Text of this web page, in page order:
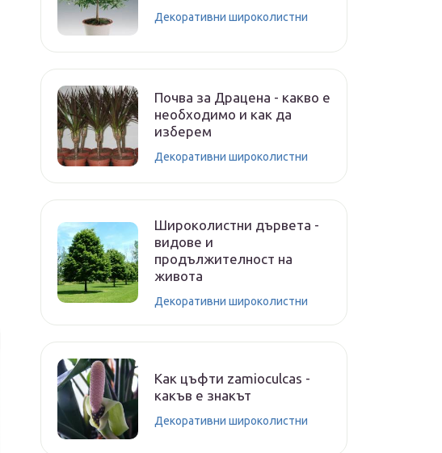
Декоративни широколистни
Почва за Драцена - какво е
необходимо и как да
изберем
Декоративни широколистни
Широколистни дървета -
видове и
продължителност на
живота
Декоративни широколистни
Как цъфти zamioculcas -
какъв е знакът
Декоративни широколистни